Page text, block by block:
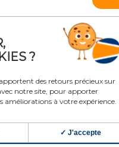
?
des retours précieux sur
notre site, pour apporter
améliorations à votre expérience.
✓ J'accepte